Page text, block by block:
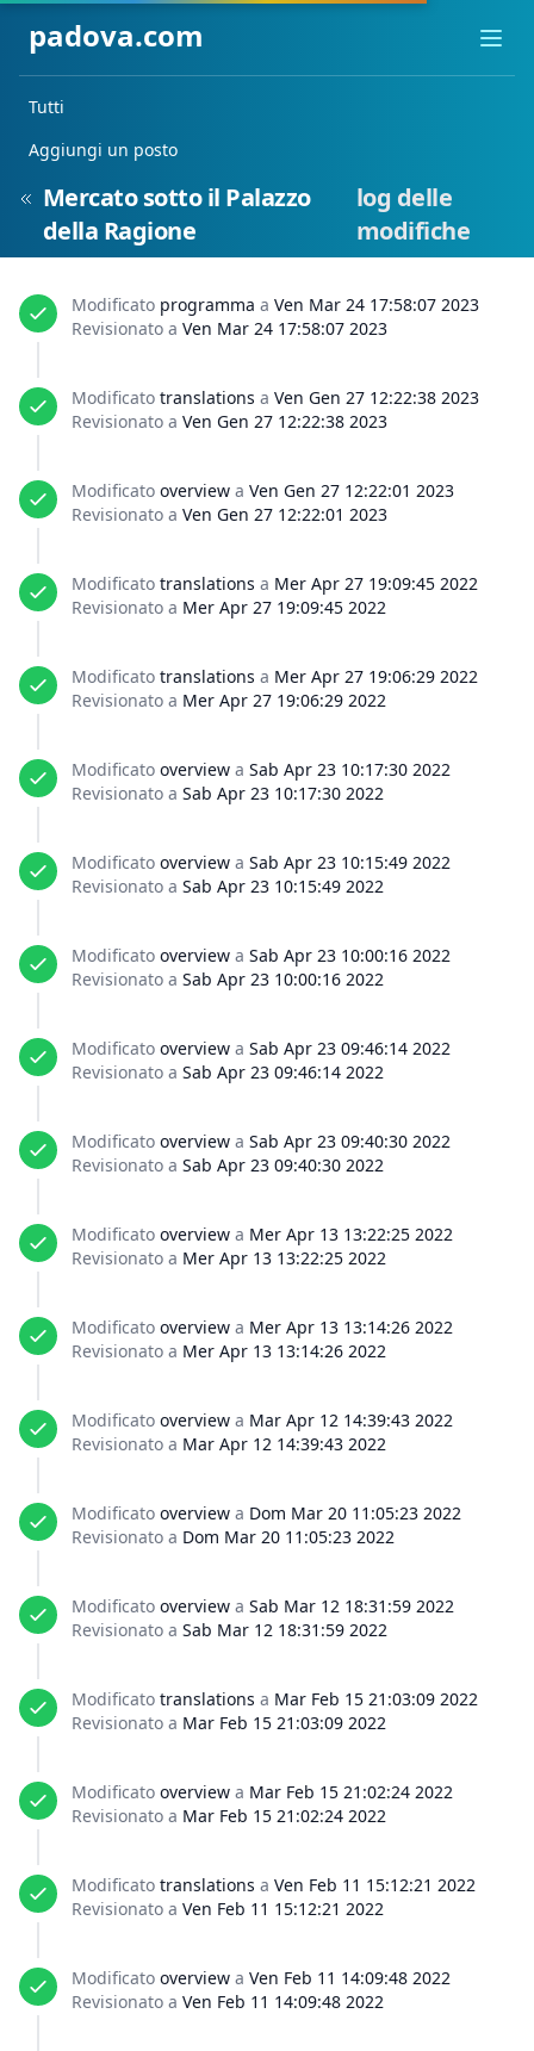
padova.com
Tutti
Aggiungi un posto
Mercato sotto il Palazzo
della Ragione
log delle
modifiche
Modificato programma a Ven Mar 24 17:58:07 2023
Revisionato a Ven Mar 24 17:58:07 2023
Modificato translations a Ven Gen 27 12:22:38 2023
Revisionato a Ven Gen 27 12:22:38 2023
Modificato overview a Ven Gen 27 12:22:01 2023
Revisionato a Ven Gen 27 12:22:01 2023
Modificato translations a Mer Apr 27 19:09:45 2022
Revisionato a Mer Apr 27 19:09:45 2022
Modificato translations a Mer Apr 27 19:06:29 2022
Revisionato a Mer Apr 27 19:06:29 2022
Modificato overview a Sab Apr 23 10:17:30 2022
Revisionato a Sab Apr 23 10:17:30 2022
Modificato overview a Sab Apr 23 10:15:49 2022
Revisionato a Sab Apr 23 10:15:49 2022
Modificato overview a Sab Apr 23 10:00:16 2022
Revisionato a Sab Apr 23 10:00:16 2022
Modificato overview a Sab Apr 23 09:46:14 2022
Revisionato a Sab Apr 23 09:46:14 2022
Modificato overview a Sab Apr 23 09:40:30 2022
Revisionato a Sab Apr 23 09:40:30 2022
Modificato overview a Mer Apr 13 13:22:25 2022
Revisionato a Mer Apr 13 13:22:25 2022
Modificato overview a Mer Apr 13 13:14:26 2022
Revisionato a Mer Apr 13 13:14:26 2022
Modificato overview a Mar Apr 12 14:39:43 2022
Revisionato a Mar Apr 12 14:39:43 2022
Modificato overview a Dom Mar 20 11:05:23 2022
Revisionato a Dom Mar 20 11:05:23 2022
Modificato overview a Sab Mar 12 18:31:59 2022
Revisionato a Sab Mar 12 18:31:59 2022
Modificato translations a Mar Feb 15 21:03:09 2022
Revisionato a Mar Feb 15 21:03:09 2022
Modificato overview a Mar Feb 15 21:02:24 2022
Revisionato a Mar Feb 15 21:02:24 2022
Modificato translations a Ven Feb 11 15:12:21 2022
Revisionato a Ven Feb 11 15:12:21 2022
Modificato overview a Ven Feb 11 14:09:48 2022
Revisionato a Ven Feb 11 14:09:48 2022